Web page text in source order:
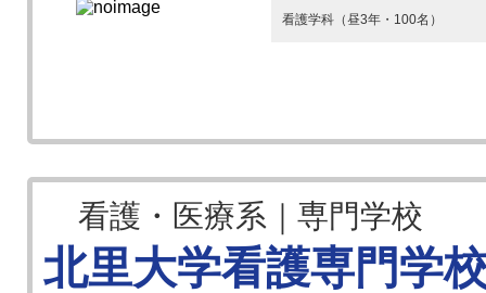
看護学科（昼3年・100名）
看護・医療系｜専門学校
北里大学看護専門学